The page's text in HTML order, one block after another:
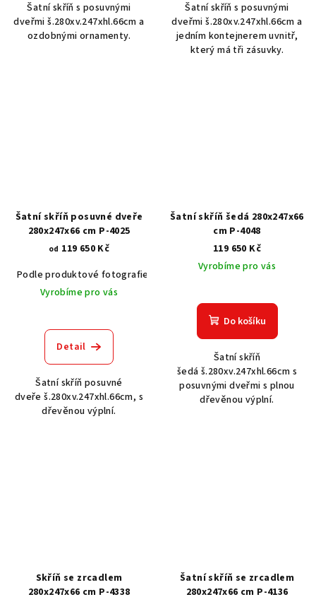
Šatní skříň s posuvnými
dveřmi š.280xv.247xhl.66cm a
ozdobnými ornamenty.
Šatní skříň s posuvnými
dveřmi š.280xv.247xhl.66cm a
jedním kontejnerem uvnitř,
který má tři zásuvky.
Šatní skříň posuvné dveře
280x247x66 cm P-4025
od 119 650 Kč
Podle produktové fotografie
Bílá s patinou BT9001-A6
Vyrobíme pro vás
Detail
Šatní skříň posuvné
dveře š.280xv.247xhl.66cm, s
dřevěnou výplní.
Šatní skříň šedá 280x247x66
cm P-4048
119 650 Kč
Vyrobíme pro vás
Do košíku
Šatní skříň
šedá š.280xv.247xhl.66cm s
posuvnými dveřmi s plnou
dřevěnou výplní.
Skříň se zrcadlem
280x247x66 cm P-4338
Šatní skříň se zrcadlem
280x247x66 cm P-4136